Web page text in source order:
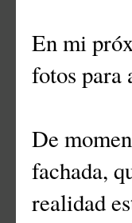
En mi
fotos para
De
fachada,
realidad